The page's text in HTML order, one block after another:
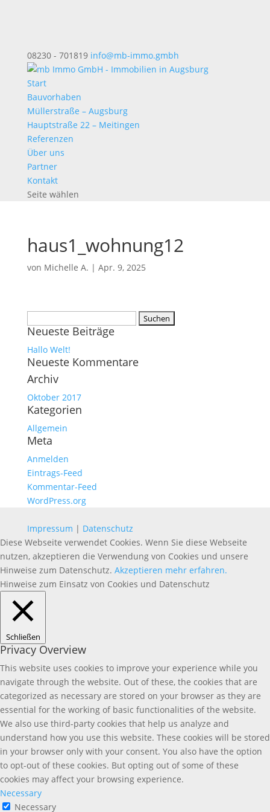
08230 - 701819 info@mb-immo.gmbh
Start
Bauvorhaben
Müllerstraße – Augsburg
Hauptstraße 22 – Meitingen
Referenzen
Über uns
Partner
Kontakt
Seite wählen
haus1_wohnung12
von Michelle A. | Apr. 9, 2025
nach:
Neueste Beiträge
Hallo Welt!
Neueste Kommentare
Archiv
Oktober 2017
Kategorien
Allgemein
Meta
Anmelden
Eintrags-Feed
Kommentar-Feed
WordPress.org
Impressum | Datenschutz
Diese Webseite verwendet Cookies. Wenn Sie diese Webseite
nutzen, akzeptieren die Verwendung von Cookies und unsere
Hinweise zum Datenschutz. Akzeptieren mehr erfahren.
Hinweise zum Einsatz von Cookies und Datenschutz
Schließen
Privacy Overview
This website uses cookies to improve your experience while you
navigate through the website. Out of these, the cookies that are
categorized as necessary are stored on your browser as they are
essential for the working of basic functionalities of the website.
We also use third-party cookies that help us analyze and
understand how you use this website. These cookies will be stored
in your browser only with your consent. You also have the option
to opt-out of these cookies. But opting out of some of these
cookies may affect your browsing experience.
Necessary
Necessary